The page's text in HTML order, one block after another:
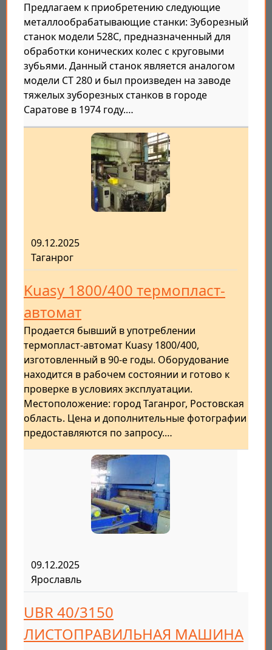
Предлагаем к приобретению следующие
металлообрабатывающие станки: Зуборезный
станок модели 528С, предназначенный для
обработки конических колес с круговыми
зубьями. Данный станок является аналогом
модели СТ 280 и был произведен на заводе
тяжелых зуборезных станков в городе
Саратове в 1974 году.…
09.12.2025
Таганрог
Kuasy 1800/400 термопласт-
автомат
Продается бывший в употреблении
термопласт-автомат Kuasy 1800/400,
изготовленный в 90-е годы. Оборудование
находится в рабочем состоянии и готово к
проверке в условиях эксплуатации.
Местоположение: город Таганрог, Ростовская
область. Цена и дополнительные фотографии
предоставляются по запросу.…
09.12.2025
Ярославль
UBR 40/3150
ЛИСТОПРАВИЛЬНАЯ МАШИНА